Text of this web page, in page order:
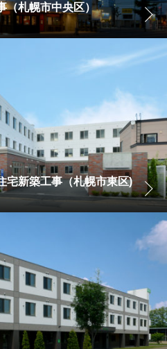
（札幌市中央区）
宅新築工事（札幌市東区)